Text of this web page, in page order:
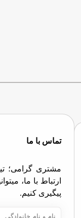
تماس با ما
مشتری گرامی؛
ارتباط با ما،
پیگیری کنیم.